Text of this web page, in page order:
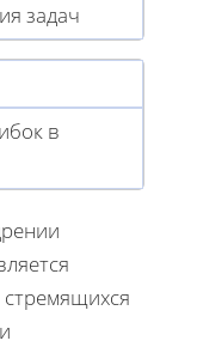
задач
в